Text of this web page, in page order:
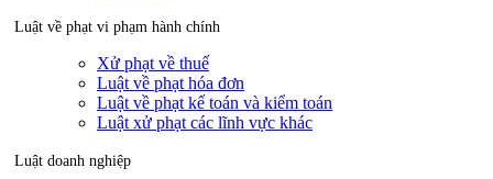
Luật về phạt vi phạm hành chính
Xử phạt về thuế
Luật về phạt hóa đơn
Luật về phạt kế toán và kiểm toán
Luật xử phạt các lĩnh vực khác
Luật doanh nghiệp